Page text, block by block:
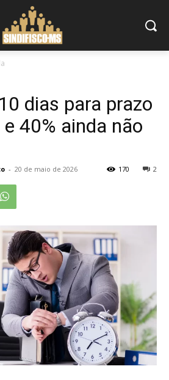
dias para prazo
40% ainda não
- 20 de maio de 2026 2
170